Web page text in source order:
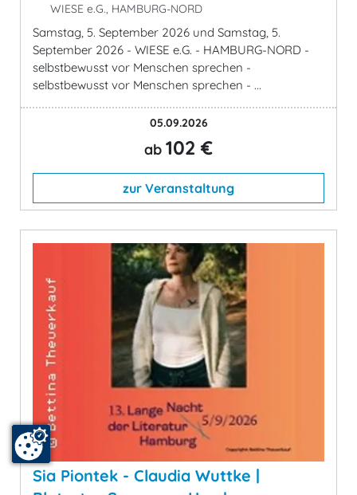
WIESE e.G., HAMBURG-NORD
Samstag, 5. September 2026 und Samstag, 5.
September 2026 - WIESE e.G. - HAMBURG-NORD -
selbstbewusst vor Menschen sprechen -
selbstbewusst vor Menschen sprechen - ...
05.09.2026
ab 102 €
zur Veranstaltung
Sia Piontek - Claudia Wuttke |